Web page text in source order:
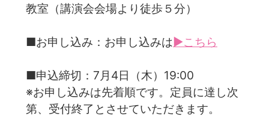
教室（講演会会場より徒歩５分）
■お申し込み：お申し込みは▶こちら
■申込締切：7月4日（木）19:00
※お申し込みは先着順です。定員に達し次
第、受付終了とさせていただきます。